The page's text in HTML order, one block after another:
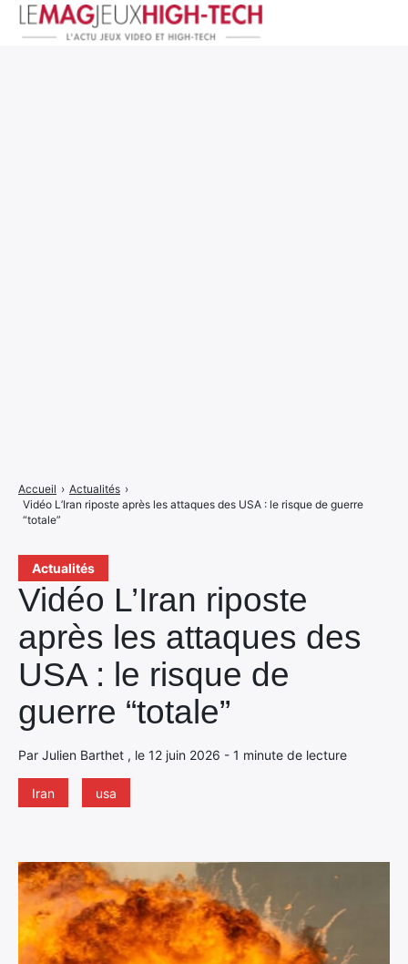
Actualités
Vidéo L’Iran riposte
après les attaques des
USA : le risque de
guerre “totale”
Par Julien Barthet , le 12 juin 2026 - 1 minute de lecture
Iran usa
Accueil › Actualités ›
Vidéo L’Iran riposte après les attaques des USA : le risque de guerre
“totale”